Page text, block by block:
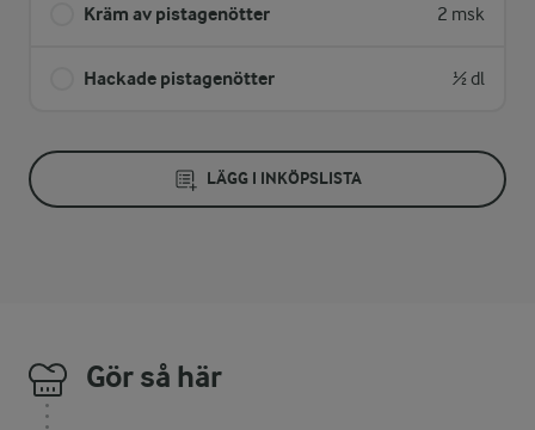
Kräm av pistagenötter 2 msk
Hackade pistagenötter ½ dl
LÄGG I INKÖPSLISTA
Gör så här